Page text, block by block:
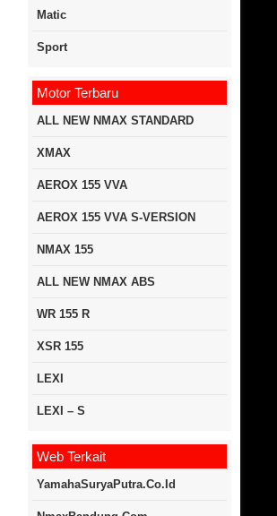
Matic
Sport
Motor Terbaru
ALL NEW NMAX STANDARD
XMAX
AEROX 155 VVA
AEROX 155 VVA S-VERSION
NMAX 155
ALL NEW NMAX ABS
WR 155 R
XSR 155
LEXI
LEXI – S
Web Terkait
YamahaSuryaPutra.co.id